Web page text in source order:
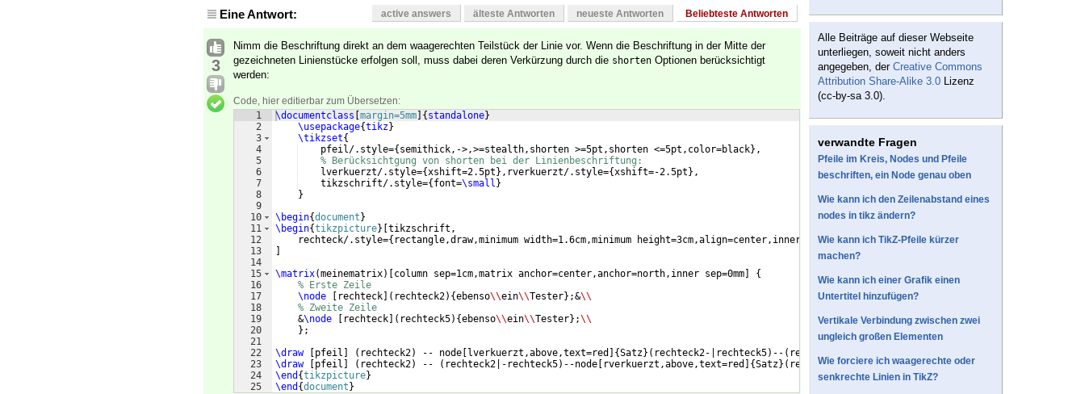
Eine Antwort: active answers älteste Antworten neueste Antworten Beliebteste Antworten
3
Nimm die Beschriftung direkt an dem waagerechten Teilstück der Linie vor. Wenn die Beschriftung in der Mitte der
gezeichneten Linienstücke erfolgen soll, muss dabei deren Verkürzung durch die shorten Optionen berücksichtigt
werden:
Code, hier editierbar zum Übersetzen:
1
2
3
4
5
6
7
8
9
10
11
12
13
14
15
16
17
18
19
20
21
22
23
24
25
\documentclass margin=5mm { standalone}
\usepackage{tikz}
\tikzset{
    pfeil/.style=
{ semithick,->,>=stealth,shorten >=5pt,shorten <=5pt,color=black} ,
% Berücksichtgung von shorten bei der Linienbeschriftung:
    lverkuerzt/.style=
{xshift=2.5pt } ,rverkuerzt/.style={xshift=-2.5pt } ,
    tikzschrift/.style=
{ font=\small }
}
\begin{document }
\begin{tikzpicture} tikzschrift,
    rechteck/.style=
{ rectangle,draw,minimum width=1.6cm,minimum height=3cm,align=center,inner sep=0cm}
\matrix(meinematrix) column sep=1cm,matrix anchor=center,anchor=north,inner sep=0mm
{
% Erste Zeile
\node
rechteck ( rechteck2) {ebenso\\ein\\Tester} ;&\\
% Zweite Zeile
    &
\node rechteck ( rechteck5) {ebenso\\ein\\Tester} ;\\
} ;
\draw
pfeil ( rechteck2) -- node lverkuerzt,above,text=red {Satz} ( rechteck2-|rechteck5) -- ( rechteck5
\draw
pfeil ( rechteck2) -- ( rechteck2|-rechteck5) --node rverkuerzt,above,text=red {Satz} ( rechteck5);
\end {tikzpicture}
\end {document }
Alle Beiträge auf dieser Webseite
unterliegen, soweit nicht anders
angegeben, der Creative Commons
Attribution Share-Alike 3.0 Lizenz
(cc-by-sa 3.0).
verwandte Fragen
Pfeile im Kreis, Nodes und Pfeile
beschriften, ein Node genau oben
Wie kann ich den Zeilenabstand eines
nodes in tikz ändern?
Wie kann ich TikZ-Pfeile kürzer
machen?
Wie kann ich einer Grafik einen
Untertitel hinzufügen?
Vertikale Verbindung zwischen zwei
ungleich großen Elementen
Wie forciere ich waagerechte oder
senkrechte Linien in TikZ?